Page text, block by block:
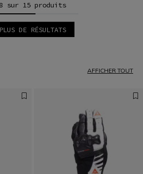
8 sur 15 produits
PLUS DE RÉSULTATS
AFFICHER TOUT